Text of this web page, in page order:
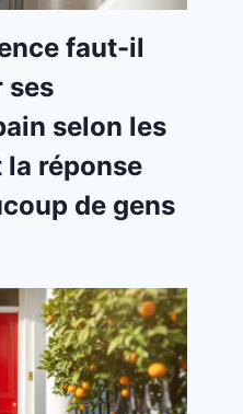
faut-il
ses
selon les
réponse
de gens